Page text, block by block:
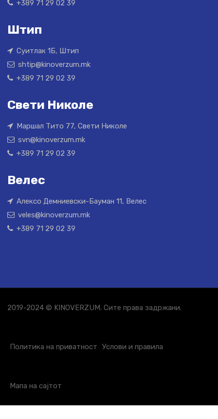
+389 71 29 02 39
Штип
Суитлак 1Б, Штип
shtip@kinoverzum.mk
+389 71 29 02 39
Свети Николе
Маршал Тито 77, Свети Николе
svn@kinoverzum.mk
+389 71 29 02 39
Велес
Алексо Демниевски-Бауман 11, Велес
veles@kinoverzum.mk
+389 71 29 02 39
2019-2024 © KINOVERZUM. Сите права задржани.
Политика на приватност Услови и правила
Мапа на сајтот